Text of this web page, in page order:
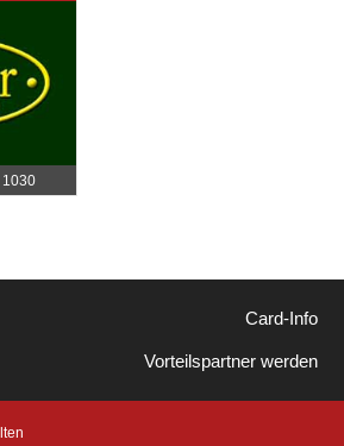
1030
Card-Info
Vorteilspartner werden